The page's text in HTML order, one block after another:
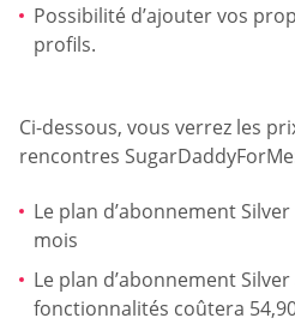
Possibilité d’ajouter vos
profils.
Ci-dessous, vous verrez les
rencontres
Le plan d’abonnement
mois
Le plan d’abonnement
fonctionnalités coûtera